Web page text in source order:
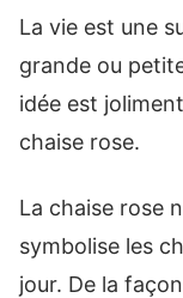
La vie est une
grande ou
idée est
chaise rose.
La chaise rose
symbolise les
jour. De la